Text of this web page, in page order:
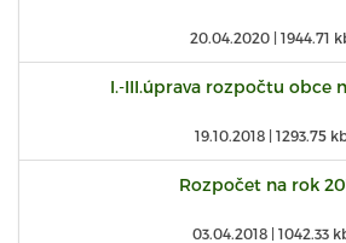
20.04.2020 | 1944.71
I.-III.úprava rozpočtu obce
19.10.2018 | 1293.75
Rozpočet na rok
03.04.2018 | 1042.33